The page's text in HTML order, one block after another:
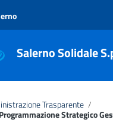
navigazione
la navigazione
Salerno Solidale
Trasparente /
Strategico